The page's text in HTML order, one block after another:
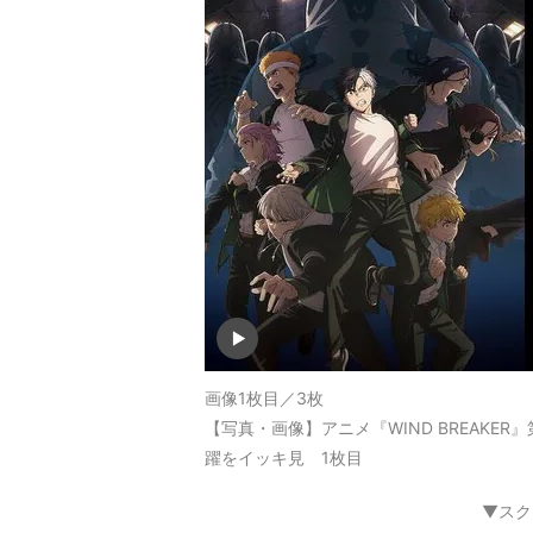
画像1枚目／3枚
【写真・画像】アニメ『WIND BREAKER
躍をイッキ見 1枚目
▼スク